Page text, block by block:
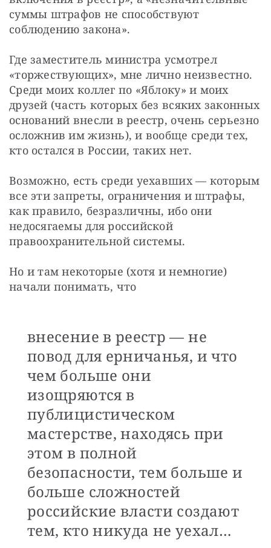
суммы штрафов не способствуют
соблюдению закона».
Где заместитель министра усмотрел
«торжествующих», мне лично неизвестно.
Среди моих коллег по «Яблоку» и моих
друзей (часть которых без всяких законных
оснований внесли в реестр, очень серьезно
осложнив им жизнь), и вообще среди тех,
кто остался в России, таких нет.
Возможно, есть среди уехавших — которым
все эти запреты, ограничения и штрафы,
как правило, безразличны, ибо они
недосягаемы для российской
правоохранительной системы.
Но и там некоторые (хотя и немногие)
начали понимать, что
внесение в реестр — не
повод для ерничанья, и что
чем больше они
изощряются в
публицистическом
мастерстве, находясь при
этом в полной
безопасности, тем больше и
больше сложностей
российские власти создают
тем, кто никуда не уехал…